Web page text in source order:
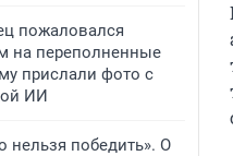
пожаловался
на переполненные
прислали фото с
ИИ
нельзя победить». О